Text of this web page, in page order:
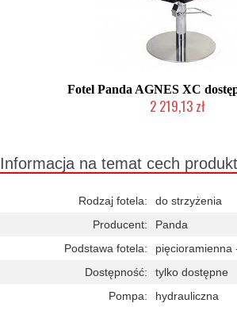
Fotel Panda AGNES XC
2 219,13 zł
Informacja na temat cech
Rodzaj fotela:
do strzyżenia
Producent:
Panda
Podstawa fotela:
pięcioramienna
Dostępność:
tylko dostępne
Pompa:
hydrauliczna